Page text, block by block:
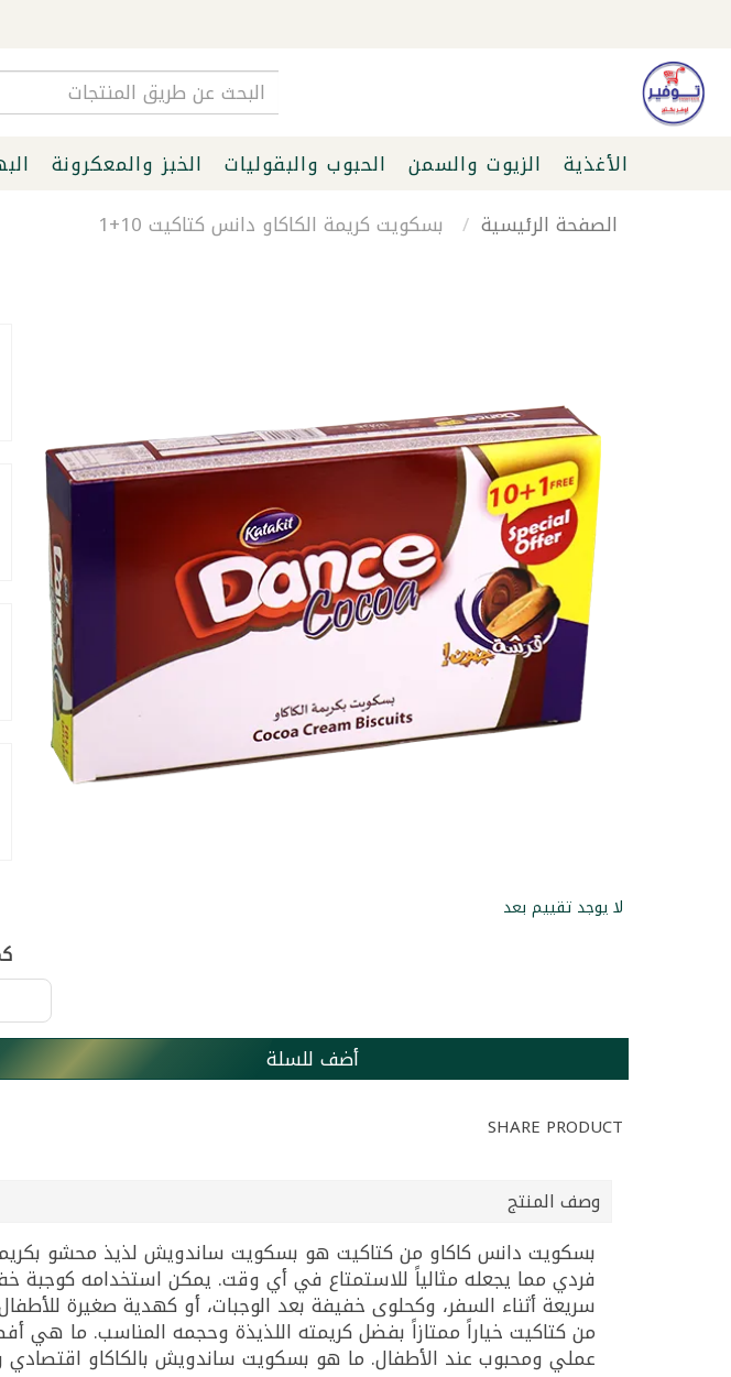
الأغذية الزيوت والسمن الحبوب والبقوليات الخبز والمعكرونة
الصفحة الرئيسية
بسكويت كريمة الكاكاو دانس كتاكيت 10+1
لا يوجد تقييم بعد
أضف للسلة
SHARE PRODUCT
وصف المنتج
فردي مما يجعله مثالياً للاستمتاع في أي وقت. يمكن استخدامه كوجبة
سريعة أثناء السفر، وكحلوى خفيفة بعد الوجبات، أو كهدية صغيرة
من كتاكيت خياراً ممتازاً بفضل كريمته اللذيذة وحجمه المناسب. ما هي
عملي ومحبوب عند الأطفال. ما هو بسكويت ساندويش بالكاكاو اقتصادي ولذيذ؟